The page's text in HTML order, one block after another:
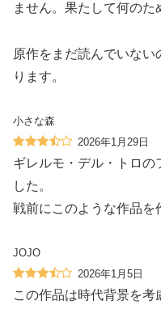
ません。果たして何のた
原作をまだ読んでいな
ります。
小さな森
2026年1月29日
ギレルモ・デル・トロの
した。
戦前にこのような作品を
JOJO
2026年1月5日
この作品は時代背景を考